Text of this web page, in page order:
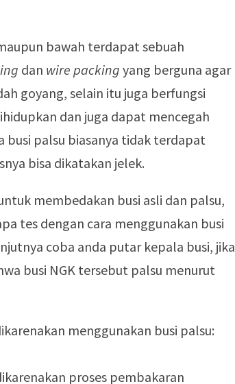
bawah terdapat sebuah
dan wire packing yang berguna agar
goyang, selain itu juga berfungsi
dan juga dapat mencegah
busi palsu biasanya tidak terdapat
bisa dikatakan jelek.
membedakan busi asli dan palsu,
tes dengan cara menggunakan busi
coba anda putar kepala busi, jika
busi NGK tersebut palsu menurut
menggunakan busi palsu:
proses pembakaran